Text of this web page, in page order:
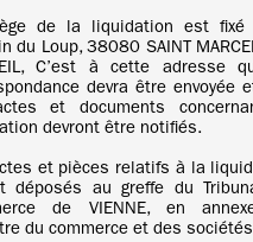
de la liquidation est fixé
du Loup, 38080 SAINT
C’est à cette adresse
devra être envoyée
et documents
devront être notifiés.
et pièces relatifs à la
déposés au greffe du
de VIENNE, en
du commerce et des